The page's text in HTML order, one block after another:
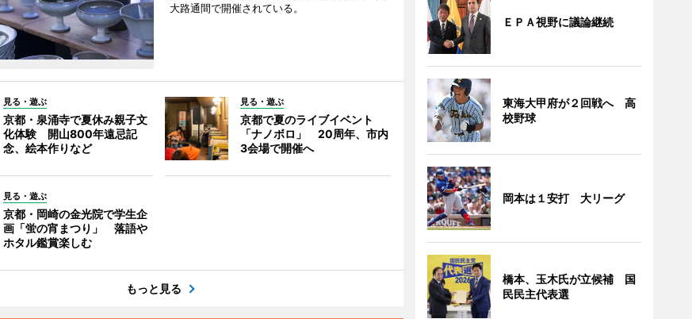
大路通間で開催されている。
見る・遊ぶ
京都・泉涌寺で夏休み親子文
化体験 開山800年遠忌記
念、絵本作りなど
見る・遊ぶ
京都で夏のライブイベント
「ナノボロ」 20周年、市内
3会場で開催へ
見る・遊ぶ
京都・岡崎の金光院で学生企
画「蛍の宵まつり」 落語や
ホタル鑑賞楽しむ
もっと見る
ＥＰＡ視野に議論継続
東海大甲府が２回戦へ 高
校野球
岡本は１安打 大リーグ
橋本、玉木氏が立候補 国
民民主代表選